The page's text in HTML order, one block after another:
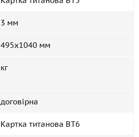
3 мм
495x1040 мм
кг
договірна
Картка титанова ВТ6